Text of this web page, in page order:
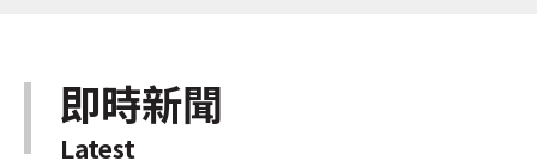
即時新聞
Latest